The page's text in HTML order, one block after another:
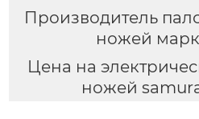
Производитель
ножей
Цена на
ножей